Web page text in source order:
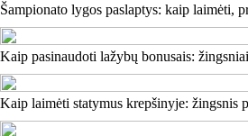
Šampionato lygos paslaptys: kaip laimėti,
Kaip pasinaudoti lažybų bonusais:
Kaip laimėti statymus krepšinyje: žingsnis